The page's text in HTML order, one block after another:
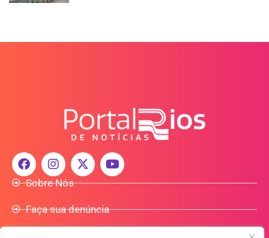
Sobre Nós
Faça sua denúncia